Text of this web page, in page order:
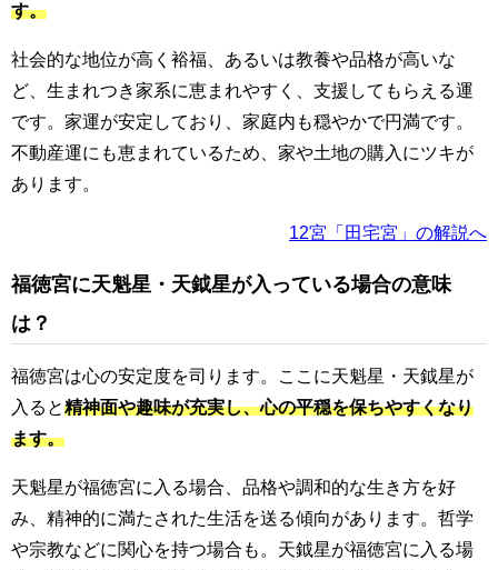
す。
社会的な地位が高く裕福、あるいは教養や品格が高いな
ど、生まれつき家系に恵まれやすく、支援してもらえる運
です。家運が安定しており、家庭内も穏やかで円満です。
不動産運にも恵まれているため、家や土地の購入にツキが
あります。
12宮「田宅宮」の解説へ
福徳宮に天魁星・天鉞星が入っている場合の意味
は？
福徳宮は心の安定度を司ります。ここに天魁星・天鉞星が
入ると精神面や趣味が充実し、心の平穏を保ちやすくなり
ます。
天魁星が福徳宮に入る場合、品格や調和的な生き方を好
み、精神的に満たされた生活を送る傾向があります。哲学
や宗教などに関心を持つ場合も。天鉞星が福徳宮に入る場